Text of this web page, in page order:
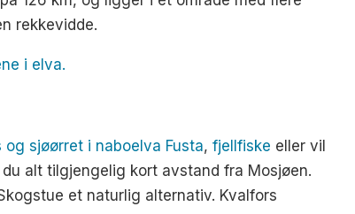
rekkevidde.
i elva.
og sjøørret i naboelva Fusta,fjellfiske eller vil
alt tilgjengelig kort avstand fra Mosjøen.
et naturlig alternativ. Kvalfors